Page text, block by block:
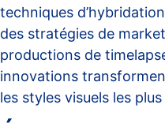
techniques
des stratégies de
productions de
innovations
les styles visuels les